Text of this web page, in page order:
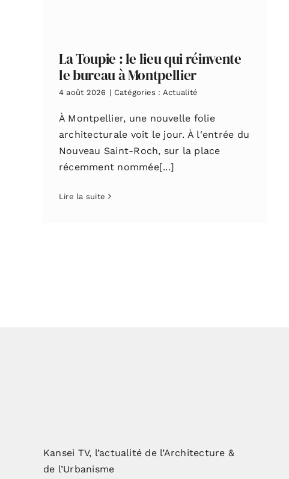
La Toupie : le lieu qui réinvente
le bureau à Montpellier
4 août 2026 | Catégories : Actualité
À Montpellier, une nouvelle folie
architecturale voit le jour. À l'entrée du
Nouveau Saint-Roch, sur la place
récemment nommée[...]
Lire la suite
Kansei TV, l’actualité de l’Architecture &
de l’Urbanisme